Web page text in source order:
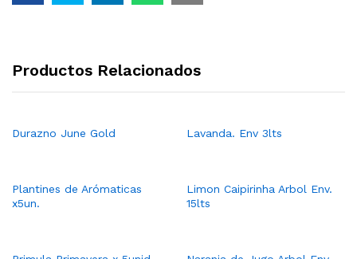
Productos Relacionados
Durazno June Gold Lavanda. Env 3lts
Plantines de Arómaticas
x5un.
Limon Caipirinha Arbol Env.
15lts